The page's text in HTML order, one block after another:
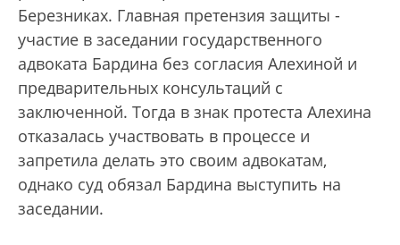
Березниках. Главная претензия защиты -
участие в заседании государственного
адвоката Бардина без согласия Алехиной и
предварительных консультаций с
заключенной. Тогда в знак протеста Алехина
отказалась участвовать в процессе и
запретила делать это своим адвокатам,
однако суд обязал Бардина выступить на
заседании.